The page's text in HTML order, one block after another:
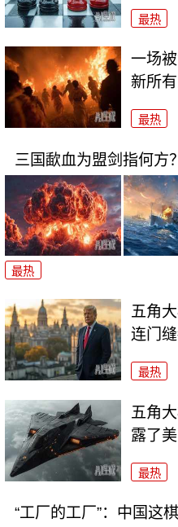
最热
一场
新所
最热
三国歃血为盟剑指何方
最热
五角
连门
最热
五角
露了
最热
“工厂的工厂”：中国这